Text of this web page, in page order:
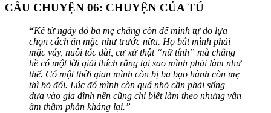
CÂU CHUYỆN 06: CHUYỆN CỦA TÚ
“Kể từ ngày đó ba mẹ chẳng còn để mình tự do lựa
chọn cách ăn mặc như trước nữa. Họ bắt mình phải
mặc váy, nuôi tóc dài, cư xử thật “nữ tính” mà chẳng
hề có một lời giải thích rằng tại sao mình phải làm như
thế. Có một thời gian mình còn bị ba bạo hành còn mẹ
thì bỏ đói. Lúc đó mình còn quá nhỏ cần phải sống
dựa vào gia đình nên cũng chỉ biết làm theo nhưng vẫn
âm thầm phản kháng lại.”